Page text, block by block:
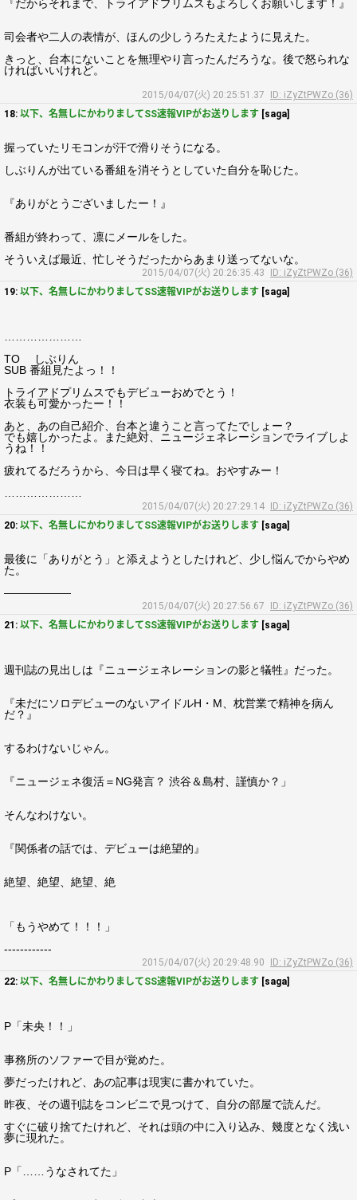
『だからそれまで、トライアドプリムスもよろしくお願いします！』
司会者や二人の表情が、ほんの少しうろたえたように見えた。
きっと、台本にないことを無理やり言ったんだろうな。後で怒られな
ければいいけれど。
2015/04/07(火) 20:25:51.37
ID: iZyZtPWZo (36)
18: 以下、名無しにかわりましてSS速報VIPがお送りします [saga]
握っていたリモコンが汗で滑りそうになる。
しぶりんが出ている番組を消そうとしていた自分を恥じた。
『ありがとうございましたー！』
番組が終わって、凛にメールをした。
そういえば最近、忙しそうだったからあまり送ってないな。
2015/04/07(火) 20:26:35.43
ID: iZyZtPWZo (36)
19: 以下、名無しにかわりましてSS速報VIPがお送りします [saga]
TO しぶりん
SUB 番組見たよっ！！
トライアドプリムスでもデビューおめでとう！
衣装も可愛かったー！！
あと、あの自己紹介、台本と違うこと言ってたでしょー？
でも嬉しかったよ。また絶対、ニュージェネレーションでライブしよ
うね！！
疲れてるだろうから、今日は早く寝てね。おやすみー！
2015/04/07(火) 20:27:29.14
ID: iZyZtPWZo (36)
20: 以下、名無しにかわりましてSS速報VIPがお送りします [saga]
最後に「ありがとう」と添えようとしたけれど、少し悩んでからやめ
た。
――――――
2015/04/07(火) 20:27:56.67
ID: iZyZtPWZo (36)
21: 以下、名無しにかわりましてSS速報VIPがお送りします [saga]
週刊誌の見出しは『ニュージェネレーションの影と犠牲』だった。
『未だにソロデビューのないアイドルH・M、枕営業で精神を病ん
だ？』
するわけないじゃん。
『ニュージェネ復活＝NG発言？ 渋谷＆島村、謹慎か？」
そんなわけない。
『関係者の話では、デビューは絶望的』
絶望、絶望、絶望、絶
「もうやめて！！！」
------------
2015/04/07(火) 20:29:48.90
ID: iZyZtPWZo (36)
22: 以下、名無しにかわりましてSS速報VIPがお送りします [saga]
P「未央！！」
事務所のソファーで目が覚めた。
夢だったけれど、あの記事は現実に書かれていた。
昨夜、その週刊誌をコンビニで見つけて、自分の部屋で読んだ。
すぐに破り捨てたけれど、それは頭の中に入り込み、幾度となく浅い
夢に現れた。
P「……うなされてた」